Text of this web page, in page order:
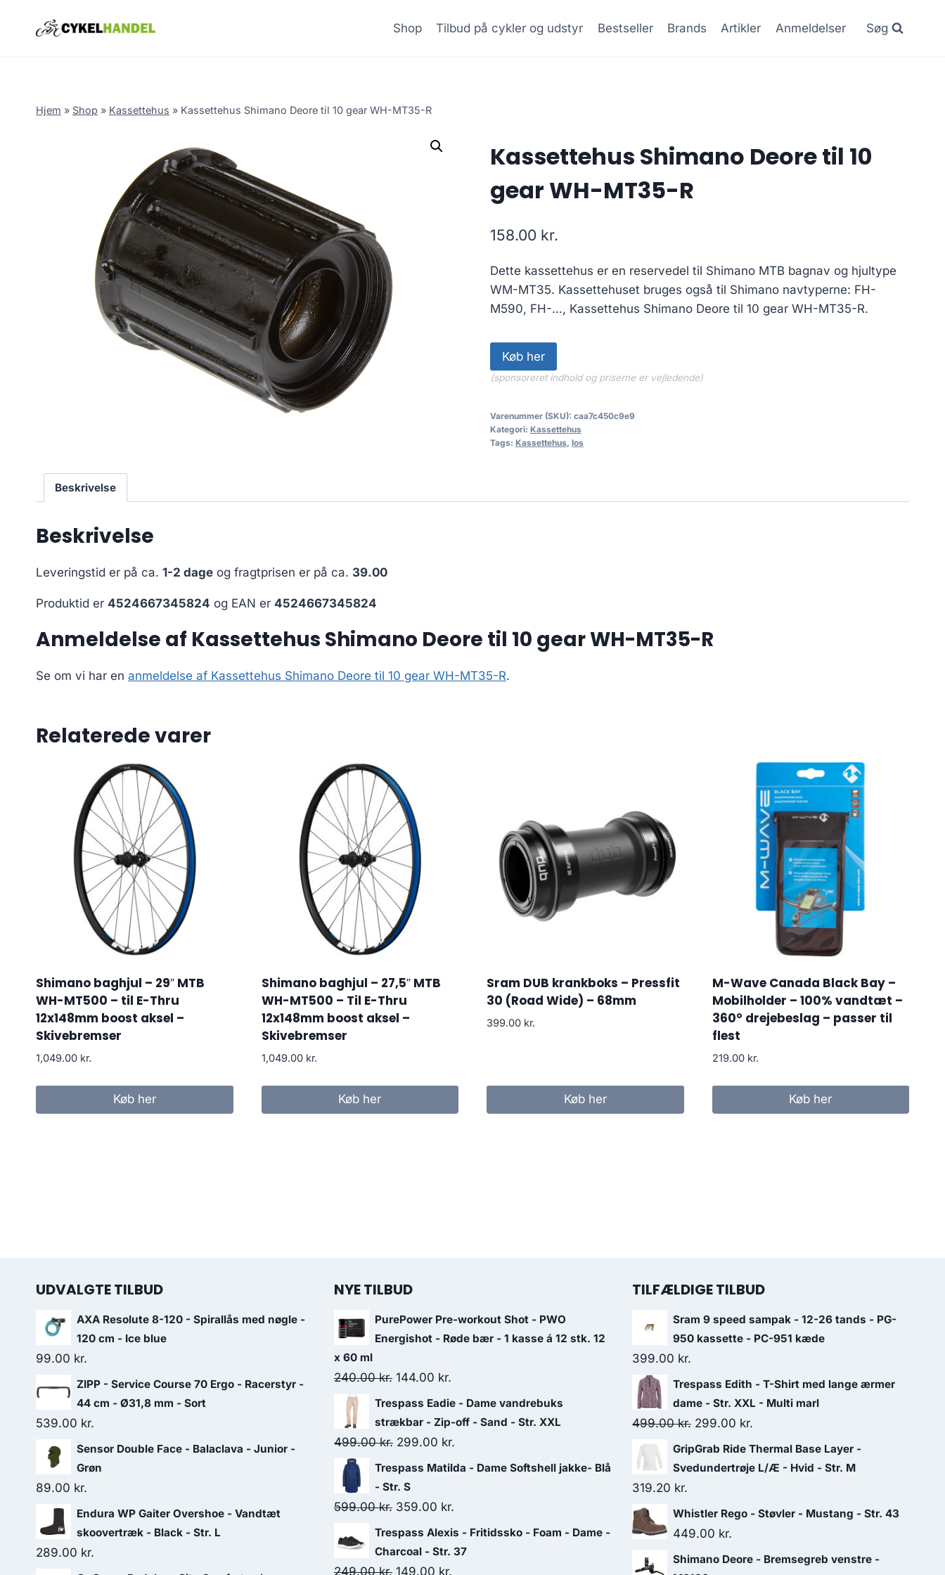
Shop Tilbud på cykler og udstyr Bestseller Brands Artikler Anmeldelser Søg
Hjem » Shop » Kassettehus » Kassettehus Shimano Deore til 10 gear WH-MT35-R
Kassettehus Shimano Deore til 10
gear WH-MT35-R
158.00 kr.
Dette kassettehus er en reservedel til Shimano MTB bagnav og hjultype
WM-MT35. Kassettehuset bruges også til Shimano navtyperne: FH-
M590, FH-…, Kassettehus Shimano Deore til 10 gear WH-MT35-R.
Køb her
(sponsoreret indhold og priserne er vejledende)
Varenummer (SKU): caa7c450c9e9
Kategori: Kassettehus
Tags: Kassettehus, los
Beskrivelse
Beskrivelse
Leveringstid er på ca. 1-2 dage og fragtprisen er på ca. 39.00
Produktid er 4524667345824 og EAN er 4524667345824
Anmeldelse af Kassettehus Shimano Deore til 10 gear WH-MT35-R
Se om vi har en anmeldelse af Kassettehus Shimano Deore til 10 gear WH-MT35-R.
Relaterede varer
Shimano baghjul – 29″ MTB
WH-MT500 – til E-Thru
12x148mm boost aksel –
Skivebremser
1,049.00 kr.
Køb her
Shimano baghjul – 27,5″ MTB
WH-MT500 – Til E-Thru
12x148mm boost aksel –
Skivebremser
1,049.00 kr.
Køb her
Sram DUB krankboks – Pressfit
30 (Road Wide) – 68mm
399.00 kr.
Køb her
M-Wave Canada Black Bay –
Mobilholder – 100% vandtæt –
360° drejebeslag – passer til
flest
219.00 kr.
Køb her
UDVALGTE TILBUD
AXA Resolute 8-120 - Spirallås med nøgle -
120 cm - Ice blue
99.00 kr.
ZIPP - Service Course 70 Ergo - Racerstyr -
44 cm - Ø31,8 mm - Sort
539.00 kr.
Sensor Double Face - Balaclava - Junior -
Grøn
89.00 kr.
Endura WP Gaiter Overshoe - Vandtæt
skoovertræk - Black - Str. L
289.00 kr.
NYE TILBUD
PurePower Pre-workout Shot - PWO
Energishot - Røde bær - 1 kasse á 12 stk. 12
x 60 ml
240.00kr. Original
price
was:
240.00 kr..
144.00 kr.
price
is:
144.00 kr..
Trespass Eadie - Dame vandrebuks
strækbar - Zip-off - Sand - Str. XXL
499.00kr. Original
price
was:
499.00 kr..
299.00 kr.
price
Trespass Matilda - Dame Softshell jakke- Blå
- Str. S
599.00kr. Original
price
was:
599.00 kr..
359.00 kr.
price
is:
Trespass Alexis - Fritidssko - Foam - Dame -
Charcoal - Str. 37
249.00kr. Original
149.00 kr.
TILFÆLDIGE TILBUD
Sram 9 speed sampak - 12-26 tands - PG-
950 kassette - PC-951 kæde
399.00 kr.
Trespass Edith - T-Shirt med lange ærmer
dame - Str. XXL - Multi marl
499.00kr. Original
price
was:
299.00 kr.
price
is:
GripGrab Ride Thermal Base Layer -
Svedundertrøje L/Æ - Hvid - Str. M
319.20 kr.
Whistler Rego - Støvler - Mustang - Str. 43
449.00 kr.
Shimano Deore - Bremsegreb venstre -